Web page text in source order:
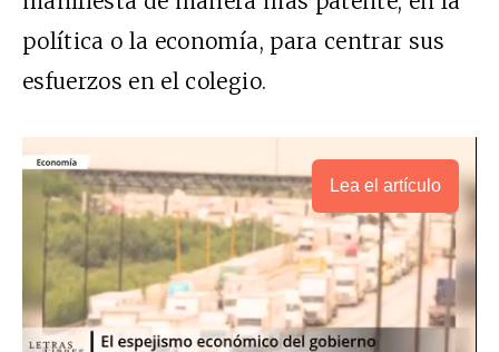
política o la economía, para centrar sus
esfuerzos en el colegio.
Lea el artículo